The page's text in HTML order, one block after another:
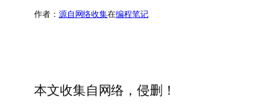
作者： 源自网络收集在编程笔记
本文收集自网络，侵删！